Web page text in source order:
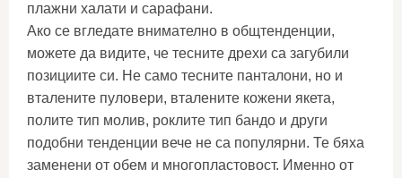
плажни халати и сарафани.
Ако се вгледате внимателно в общтенденции,
можете да видите, че тесните дрехи са загубили
позициите си. Не само тесните панталони, но и
вталените пуловери, вталените кожени якета,
полите тип молив, роклите тип бандо и други
подобни тенденции вече не са популярни. Те бяха
заменени от обем и многопластовост. Именно от